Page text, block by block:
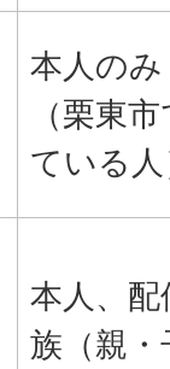
本人のみ
（栗東
ている
本人、配
族（親